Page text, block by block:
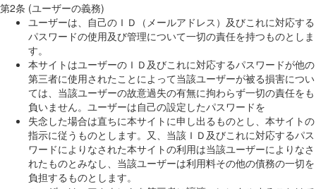
第2条 (ユーザーの義務)
ユーザーは、自己のＩＤ（メールアドレス）及びこれに対応する
パスワードの使用及び管理について一切の責任を持つものとしま
す。
本サイトはユーザーのＩＤ及びこれに対応するパスワードが他の
第三者に使用されたことによって当該ユーザーが被る損害につい
ては、当該ユーザーの故意過失の有無に拘わらず一切の責任をも
負いません。ユーザーは自己の設定したパスワードを
失念した場合は直ちに本サイトに申し出るものとし、本サイトの
指示に従うものとします。又、当該ＩＤ及びこれに対応するパス
ワードによりなされた本サイトの利用は当該ユーザーによりなさ
れたものとみなし、当該ユーザーは利用料その他の債務の一切を
負担するものとします。